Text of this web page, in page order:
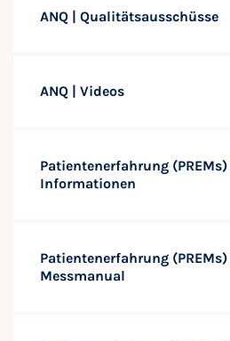
ANQ | Qualitätsausschüsse
ANQ | Videos
Patientenerfahrung (PREMs)
Informationen
Patientenerfahrung
Messmanual